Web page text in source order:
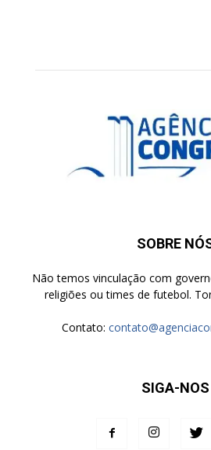
SOBRE
Não temos vinculação com
religiões ou times de futebol.
Contato:
SIGA-NOS